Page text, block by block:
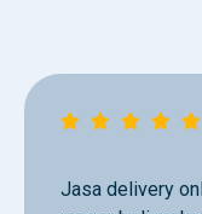
Jasa delivery